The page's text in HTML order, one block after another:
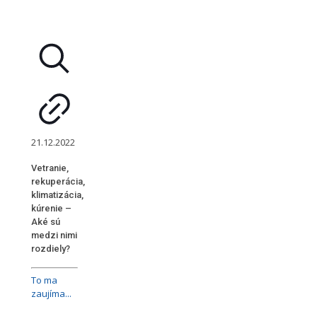
21.12.2022
Vetranie,
rekuperácia,
klimatizácia,
kúrenie –
Aké sú
medzi nimi
rozdiely?
To ma
zaujíma...